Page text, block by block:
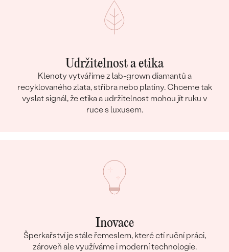
Udržitelnost a etika
Klenoty vytváříme z lab-grown diamantů a
recyklovaného zlata, stříbra nebo platiny. Chceme tak
vyslat signál, že etika a udržitelnost mohou jít ruku v
ruce s luxusem.
Inovace
Šperkařství je stále řemeslem, které ctí ruční práci,
zároveň ale využíváme i moderní technologie.